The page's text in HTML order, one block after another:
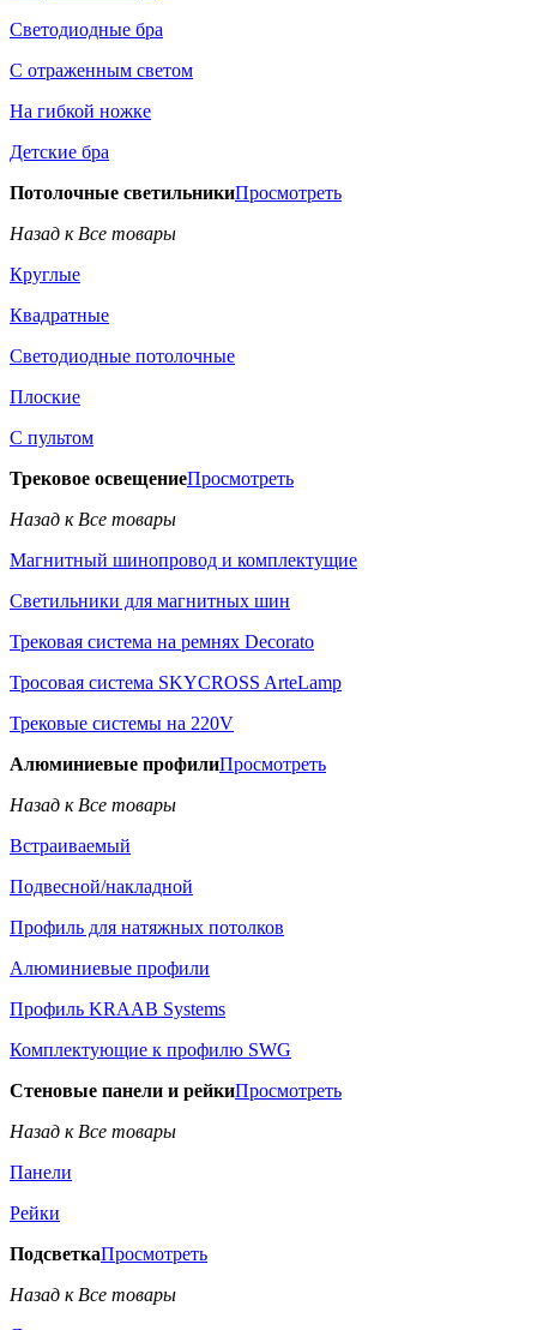
Светодиодные бра
С отраженным светом
На гибкой ножке
Детские бра
Потолочные светильникиПросмотреть
Назад к Все товары
Круглые
Квадратные
Светодиодные потолочные
Плоские
С пультом
Трековое освещениеПросмотреть
Назад к Все товары
Магнитный шинопровод и комплектущие
Светильники для магнитных шин
Трековая система на ремнях Decorato
Тросовая система SKYCROSS ArteLamp
Трековые системы на 220V
Алюминиевые профилиПросмотреть
Назад к Все товары
Встраиваемый
Подвесной/накладной
Профиль для натяжных потолков
Алюминиевые профили
Профиль KRAAB Systems
Комплектующие к профилю SWG
Стеновые панели и рейкиПросмотреть
Назад к Все товары
Панели
Рейки
ПодсветкаПросмотреть
Назад к Все товары